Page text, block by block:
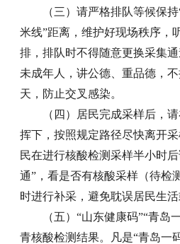
（三）请严格排队等候保
米线”距离，维护好现场秩序，
排，排队时不得随意更换采集
未成年人，讲公德、重品德，
天，防止交叉感染。
（四）居民完成采样后，
挥下，按照规定路径尽快离开
民在进行核酸检测采样半小时
通”，看是否有核酸采样（待检
时进行补采，避免耽误居民生活
（五）“山东健康码”“青岛
青核酸检测结果。凡是“青岛一